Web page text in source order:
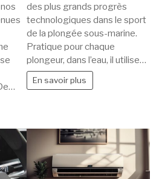
ordinateur
de
plongée
des plus grands progrès
technologiques dans le sport
de la plongée sous-marine.
Pratique pour chaque
plongeur, dans l’eau, il utilise…
En savoir plus